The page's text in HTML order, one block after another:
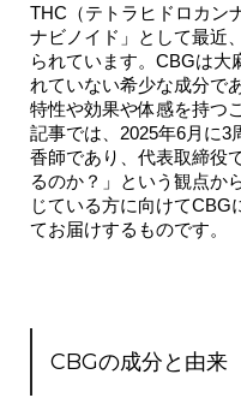
THC（テトラヒドロカン
ナビノイド」として最近
られています。CBGは大
れていない希少な成分で
特性や効果や体感を持つ
記事では、2025年6月に3
香師であり、代表取締役
るのか？」という観点か
じている方に向けてCBG
てお届けするものです。
CBGの成分と由来